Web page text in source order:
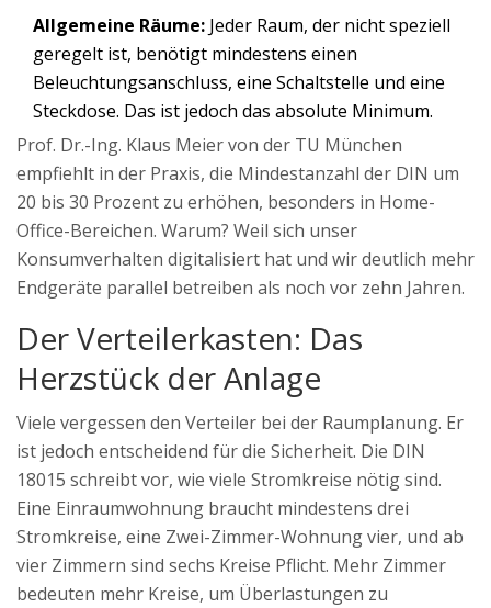
Allgemeine Räume: Jeder Raum, der nicht speziell
geregelt ist, benötigt mindestens einen
Beleuchtungsanschluss, eine Schaltstelle und eine
Steckdose. Das ist jedoch das absolute Minimum.
Prof. Dr.-Ing. Klaus Meier von der TU München
empfiehlt in der Praxis, die Mindestanzahl der DIN um
20 bis 30 Prozent zu erhöhen, besonders in Home-
Office-Bereichen. Warum? Weil sich unser
Konsumverhalten digitalisiert hat und wir deutlich mehr
Endgeräte parallel betreiben als noch vor zehn Jahren.
Der Verteilerkasten: Das
Herzstück der Anlage
Viele vergessen den Verteiler bei der Raumplanung. Er
ist jedoch entscheidend für die Sicherheit. Die DIN
18015 schreibt vor, wie viele Stromkreise nötig sind.
Eine Einraumwohnung braucht mindestens drei
Stromkreise, eine Zwei-Zimmer-Wohnung vier, und ab
vier Zimmern sind sechs Kreise Pflicht. Mehr Zimmer
bedeuten mehr Kreise, um Überlastungen zu